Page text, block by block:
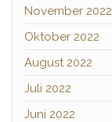
November 2022
Oktober 2022
August 2022
Juli 2022
Juni 2022